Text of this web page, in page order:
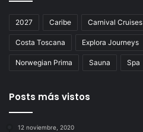
2027 Caribe Carnival Cruises
Costa Toscana Explora Journeys
Norwegian Prima Sauna Spa
Posts más vistos
12 noviembre, 2020